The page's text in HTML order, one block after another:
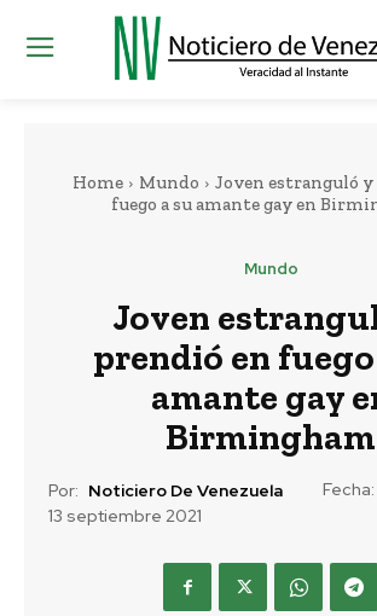
Home Mundo
Joven estranguló
fuego a su amante gay en
Mundo
Joven
prendió en
amante gay
Birmingham
Por: Noticiero De Venezuela
Fecha:
13 septiembre 2021